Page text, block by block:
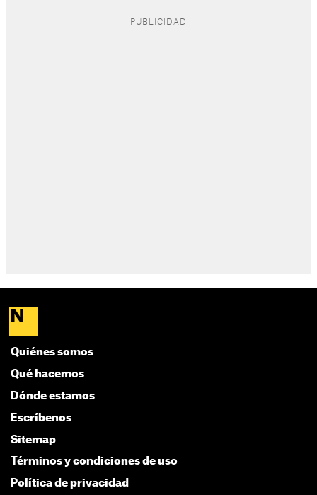
Quiénes somos
Qué hacemos
Dónde estamos
Escríbenos
Sitemap
Términos y condiciones de uso
Política de privacidad